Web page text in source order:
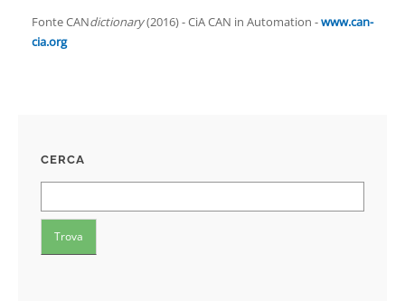
Fonte CANdictionary(2016) - CiA CAN in Automation -www.can-
cia.org
CERCA